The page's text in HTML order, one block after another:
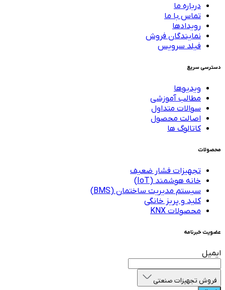
درباره ما
تماس با ما
رویدادها
نمایندگان فروش
فیلد سرویس
دسترسی سریع
ویدیوها
مطالب آموزشی
سوالات متداول
اصالت محصول
کاتالوگ ها
محصولات
تجهیزات فشار ضعیف
خانه هوشمند (IoT)
سیستم مدیریت ساختمان (BMS)
کلید و پریز خانگی
محصولات KNX
عضویت خبرنامه
ایمیل
فروش تجهیزات صنعتی